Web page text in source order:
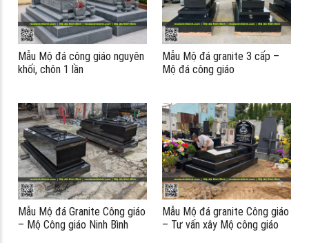
Mẫu Mộ đá công giáo nguyên
khối, chôn 1 lần
Mẫu Mộ đá granite 3 cấp –
Mộ đá công giáo
Mẫu Mộ đá Granite Công giáo
– Mộ Công giáo Ninh Bình
Mẫu Mộ đá granite Công giáo
– Tư vấn xây Mộ công giáo